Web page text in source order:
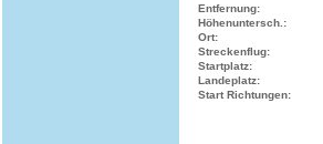
Entfernung:
Höhenuntersch.:
Ort:
Streckenflug:
Startplatz:
Landeplatz:
Start Richtungen: